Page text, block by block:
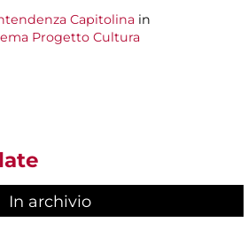
Capitolina in
Progetto Cultura
In archivio